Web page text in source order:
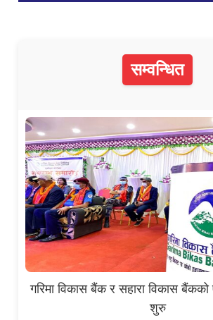
सम्वन्धित
गरिमा विकास बैंक र सहारा विकास बैंकको
शुरु